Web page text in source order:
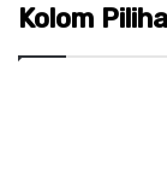
Kolom